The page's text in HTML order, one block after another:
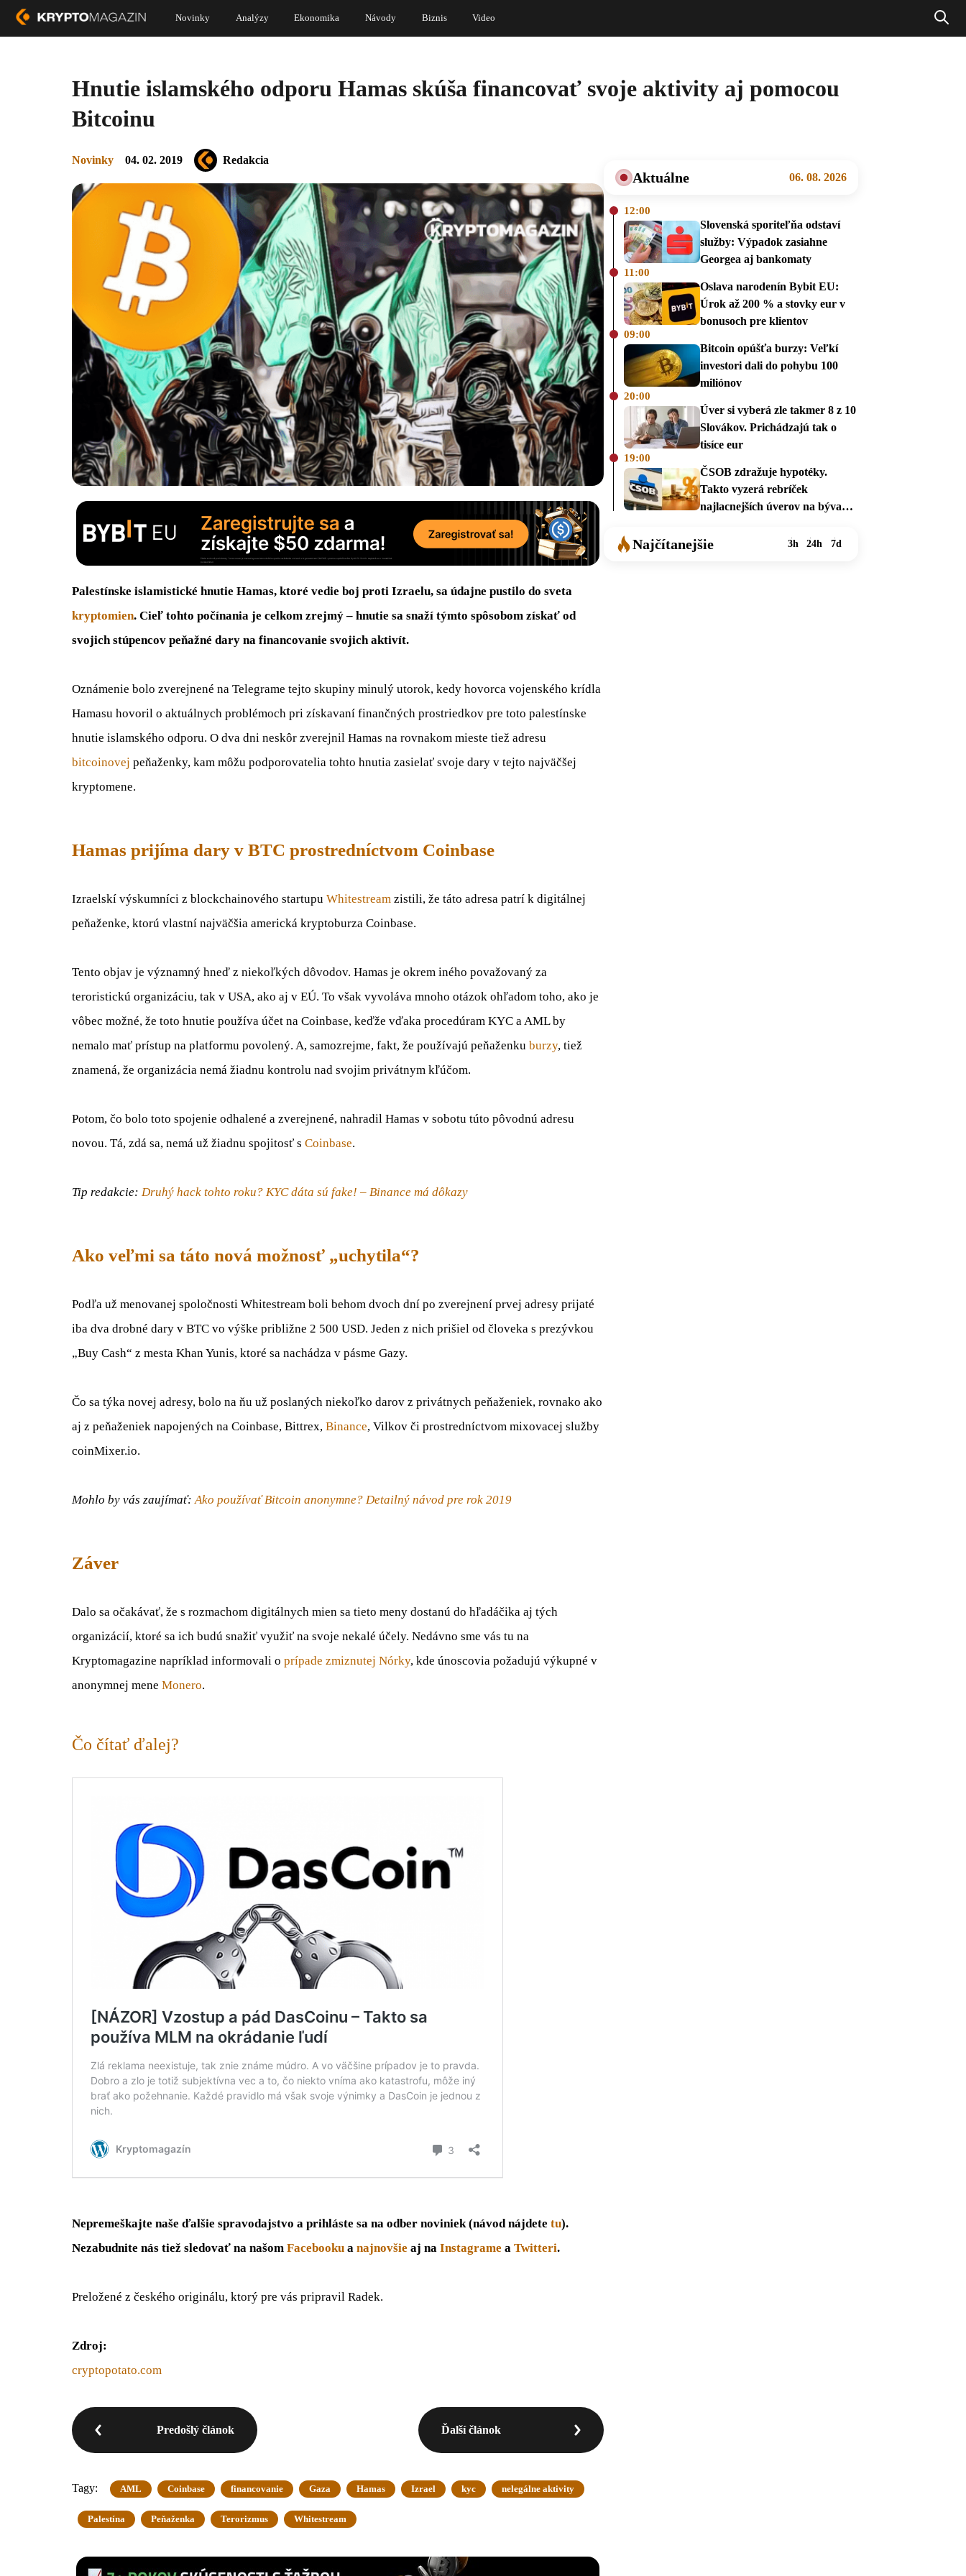
Novinky Analýzy Ekonomika Návody Biznis Video
Hnutie islamského odporu Hamas skúša financovať svoje aktivity aj pomocou
Bitcoinu
Novinky 04. 02. 2019 Redakcia
Palestínske islamistické hnutie Hamas, ktoré vedie boj proti Izraelu, sa údajne pustilo do sveta
kryptomien. Cieľ tohto počínania je celkom zrejmý – hnutie sa snaží týmto spôsobom získať od
svojich stúpencov peňažné dary na financovanie svojich aktivít.
Oznámenie bolo zverejnené na Telegrame tejto skupiny minulý utorok, kedy hovorca vojenského krídla
Hamasu hovoril o aktuálnych problémoch pri získavaní finančných prostriedkov pre toto palestínske
hnutie islamského odporu. O dva dni neskôr zverejnil Hamas na rovnakom mieste tiež adresu
bitcoinovej peňaženky, kam môžu podporovatelia tohto hnutia zasielať svoje dary v tejto najväčšej
kryptomene.
Hamas prijíma dary v BTC prostredníctvom Coinbase
Izraelskí výskumníci z blockchainového startupu Whitestream zistili, že táto adresa patrí k digitálnej
peňaženke, ktorú vlastní najväčšia americká kryptoburza Coinbase.
Tento objav je významný hneď z niekoľkých dôvodov. Hamas je okrem iného považovaný za
teroristickú organizáciu, tak v USA, ako aj v EÚ. To však vyvoláva mnoho otázok ohľadom toho, ako je
vôbec možné, že toto hnutie používa účet na Coinbase, keďže vďaka procedúram KYC a AML by
nemalo mať prístup na platformu povolený. A, samozrejme, fakt, že používajú peňaženku burzy, tiež
znamená, že organizácia nemá žiadnu kontrolu nad svojim privátnym kľúčom.
Potom, čo bolo toto spojenie odhalené a zverejnené, nahradil Hamas v sobotu túto pôvodnú adresu
novou. Tá, zdá sa, nemá už žiadnu spojitosť s Coinbase.
Tip redakcie: Druhý hack tohto roku? KYC dáta sú fake! – Binance má dôkazy
Ako veľmi sa táto nová možnosť „uchytila“?
Podľa už menovanej spoločnosti Whitestream boli behom dvoch dní po zverejnení prvej adresy prijaté
iba dva drobné dary v BTC vo výške približne 2 500 USD. Jeden z nich prišiel od človeka s prezývkou
„Buy Cash“ z mesta Khan Yunis, ktoré sa nachádza v pásme Gazy.
Čo sa týka novej adresy, bolo na ňu už poslaných niekoľko darov z privátnych peňaženiek, rovnako ako
aj z peňaženiek napojených na Coinbase, Bittrex, Binance, Vilkov či prostredníctvom mixovacej služby
coinMixer.io.
Mohlo by vás zaujímať:Ako používať Bitcoin anonymne? Detailný návod pre rok 2019
Záver
Dalo sa očakávať, že s rozmachom digitálnych mien sa tieto meny dostanú do hľadáčika aj tých
organizácií, ktoré sa ich budú snažiť využiť na svoje nekalé účely. Nedávno sme vás tu na
Kryptomagazine napríklad informovali o prípade zmiznutej Nórky, kde únoscovia požadujú výkupné v
anonymnej mene Monero.
Čo čítať ďalej?
Nepremeškajte naše ďalšie spravodajstvo a prihláste sa na odber noviniek (návod nájdete tu).
Nezabudnite nás tiež sledovať na našom Facebooku a najnovšie aj na Instagrame a Twitteri.
Preložené z českého originálu, ktorý pre vás pripravil Radek.
Zdroj:
cryptopotato.com
Predošlý článok Ďalší článok
Tagy: AML Coinbase financovanie Gaza Hamas Izrael kyc nelegálne aktivity
Palestína Peňaženka Terorizmus Whitestream
Aktuálne 06. 08. 2026
12:00
Slovenská sporiteľňa odstaví
služby: Výpadok zasiahne
Georgea aj bankomaty
11:00
Oslava narodenín Bybit EU:
Úrok až 200 % a stovky eur v
bonusoch pre klientov
09:00
Bitcoin opúšťa burzy: Veľkí
investori dali do pohybu 100
miliónov
20:00
Úver si vyberá zle takmer 8 z 10
Slovákov. Prichádzajú tak o
tisíce eur
19:00
ČSOB zdražuje hypotéky.
Takto vyzerá rebríček
najlacnejších úverov na bývanie
Najčítanejšie 3h 24h 7d